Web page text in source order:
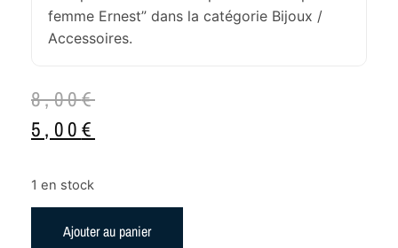
femme Ernest” dans la catégorie Bijoux /
Accessoires.
8,00€
5,00€
1 en stock
Ajouter au panier